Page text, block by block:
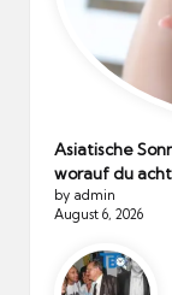
Asiatische
worauf du
by admin
August 6, 2026